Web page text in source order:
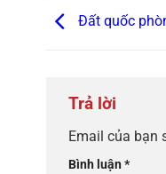
Đất quốc
Trả lời
Email của bạn
Bình luận*